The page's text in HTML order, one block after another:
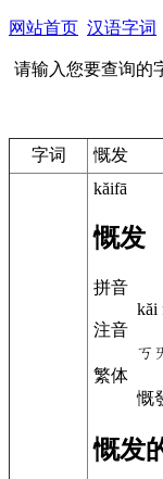
网站首页 汉语字词
请输入您要查询的
字词 慨发
kăifā
慨发
拼音
kăi
注音
ㄎ
繁体
慨
慨发